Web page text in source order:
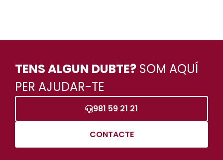
TENS ALGUN DUBTE? SOM AQUÍ
PER AJUDAR-TE
981 59 21 21
CONTACTE